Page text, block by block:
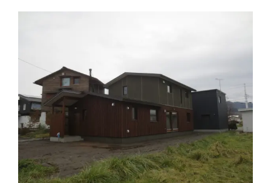
ABOUT
会社紹介
企業コンセプト・会社概要
オフィス
エコへの取り組み
ONLINE MEETING
オンライン家づくり相談
お問い合わせ・資料請求